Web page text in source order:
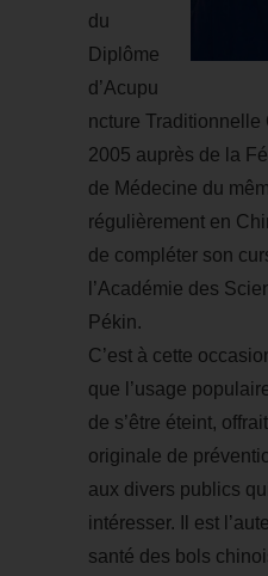
du
Diplôme
d’Acupu
ncture
2005 auprès de la
de Médecine du
régulièrement en
de compléter son
l’Académie des
Pékin.
C’est à cette
que l’usage
de s’être éteint,
originale de
aux divers publics
intéresser. Il est
santé des bols